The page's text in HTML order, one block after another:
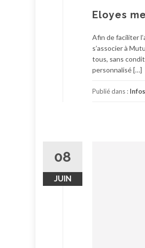
Eloyes
Afin de faciliter
s’associer à
tous, sans
personnalisé […]
Publié dans :
08
JUIN